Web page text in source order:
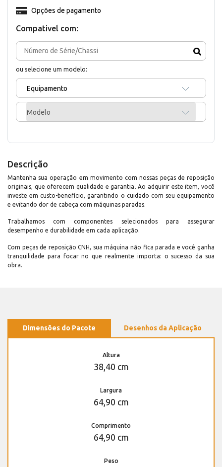
Compativel com:
ou selecione um modelo:
Equipamento
Modelo
Opções de pagamento
Descrição
Mantenha sua operação em movimento com nossas peças de reposição
originais, que oferecem qualidade e garantia. Ao adquirir este item, você
investe em custo-benefício, garantindo o cuidado com seu equipamento
e evitando dor de cabeça com máquinas paradas.
Trabalhamos com componentes selecionados para assegurar
desempenho e durabilidade em cada aplicação.
Com peças de reposição CNH, sua máquina não fica parada e você ganha
tranquilidade para focar no que realmente importa: o sucesso da sua
obra.
Dimensões do Pacote Desenhos da Aplicação
Altura
38,40 cm
Largura
64,90 cm
Comprimento
64,90 cm
Peso